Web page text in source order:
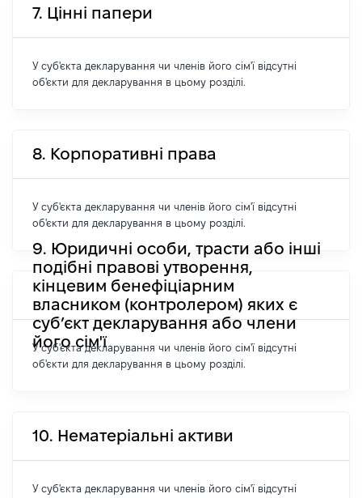
7. Цінні папери
У суб'єкта декларування чи членів його сім'ї відсутні
об'єкти для декларування в цьому розділі.
8. Корпоративні права
У суб'єкта декларування чи членів його сім'ї відсутні
об'єкти для декларування в цьому розділі.
9. Юридичні особи, трасти або інші
подібні правові утворення,
кінцевим бенефіціарним
власником (контролером) яких є
суб’єкт декларування або члени
його сім'ї
У суб'єкта декларування чи членів його сім'ї відсутні
об'єкти для декларування в цьому розділі.
10. Нематеріальні активи
У суб'єкта декларування чи членів його сім'ї відсутні